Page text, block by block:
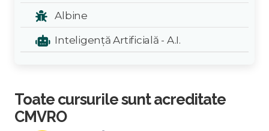
Albine
Inteligență Artificială - A.I.
Toate cursurile sunt acreditate
CMVRO